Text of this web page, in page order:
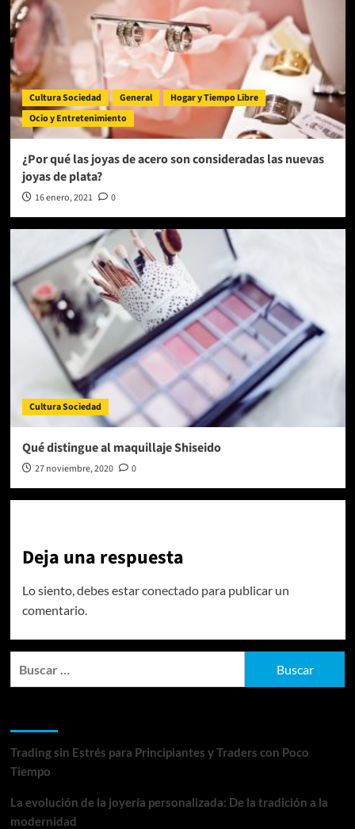
Cultura Sociedad General
Hogar y Tiempo Libre
Ocio y Entretenimiento
¿Por qué las joyas de acero son consideradas las nuevas
joyas de plata?
16 enero, 2021 0
Cultura Sociedad
Qué distingue al maquillaje Shiseido
27 noviembre, 2020 0
Deja una respuesta
Lo siento, debes estarconectadopara publicar un
comentario.
Trading sin Estrés para Principiantes y Traders con Poco
Tiempo
La evolución de la joyería personalizada: De la tradición a la
modernidad